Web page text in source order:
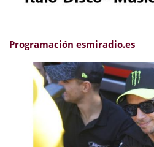
Programación esmiradio.es